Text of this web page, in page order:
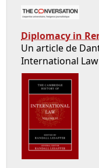
Diplomacy in
Un article de
International